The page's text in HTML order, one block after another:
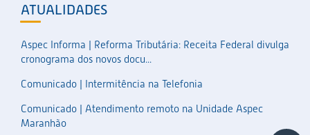
ATUALIDADES
Aspec Informa | Reforma Tributária: Receita Federal divulga
cronograma dos novos docu...
Comunicado | Intermitência na Telefonia
Comunicado | Atendimento remoto na Unidade Aspec
Maranhão